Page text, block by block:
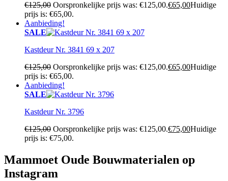
€125,00 Oorspronkelijke prijs was: €125,00.€65,00Huidige
prijs is: €65,00.
Aanbieding!
SALE
Kastdeur Nr. 3841 69 x 207
€125,00 Oorspronkelijke prijs was: €125,00.€65,00Huidige
prijs is: €65,00.
Aanbieding!
SALE
Kastdeur Nr. 3796
€125,00 Oorspronkelijke prijs was: €125,00.€75,00Huidige
prijs is: €75,00.
Mammoet Oude Bouwmaterialen op
Instagram